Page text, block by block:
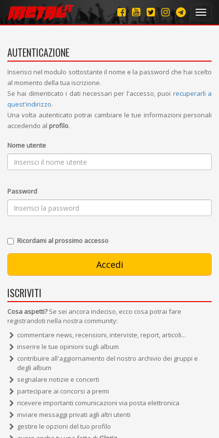
AUTENTICAZIONE
Inserisci nel modulo sottostante il nome e la password che hai scelto
al momento della tua iscrizione.
Se hai dimenticato i dati necessari per l'accesso, puoi recuperarli a
quest'indirizzo.
Una volta autenticato potrai cambiare le tue informazioni personali
accedendo al profilo.
Nome utente
Password
Ricordami al prossimo accesso
ISCRIVITI
Cosa aspetti?Se sei ancora indeciso, ecco cosa potrai fare
registrandoti nella nostra community:
commentare news, recensioni, interviste, report, articoli...
inserire le tue opinioni sugli album
contribuire all'aggiornamento del nostro archivio dei gruppi e
degli album
segnalare notizie e concerti
partecipare ai concorsi a premi
ricevere importanti comunicazioni via posta elettronica
inviare messaggi privati agli altri utenti
gestire le opzioni del tuo profilo